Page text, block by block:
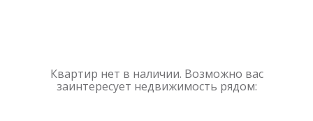
Квартир нет в наличии. Возможно вас
заинтересует недвижимость рядом: